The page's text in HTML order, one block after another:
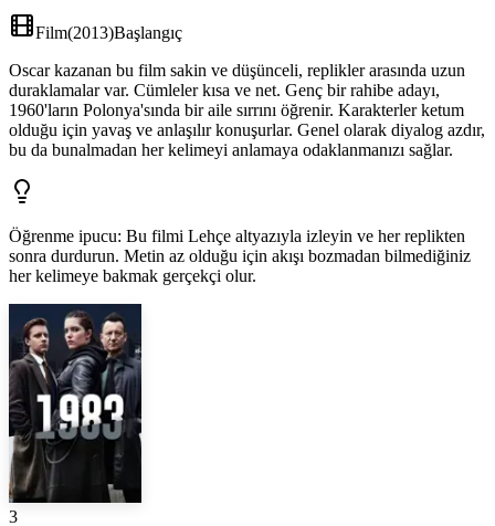
Film(2013)Başlangıç
Oscar kazanan bu film sakin ve düşünceli, replikler arasında uzun
duraklamalar var. Cümleler kısa ve net. Genç bir rahibe adayı,
1960'ların Polonya'sında bir aile sırrını öğrenir. Karakterler ketum
olduğu için yavaş ve anlaşılır konuşurlar. Genel olarak diyalog azdır,
bu da bunalmadan her kelimeyi anlamaya odaklanmanızı sağlar.
Öğrenme ipucu: Bu filmi Lehçe altyazıyla izleyin ve her replikten
sonra durdurun. Metin az olduğu için akışı bozmadan bilmediğiniz
her kelimeye bakmak gerçekçi olur.
3